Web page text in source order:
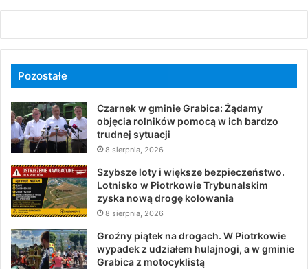
Pozostałe
Czarnek w gminie Grabica: Żądamy
objęcia rolników pomocą w ich bardzo
trudnej sytuacji
8 sierpnia, 2026
Szybsze loty i większe bezpieczeństwo.
Lotnisko w Piotrkowie Trybunalskim
zyska nową drogę kołowania
8 sierpnia, 2026
Groźny piątek na drogach. W Piotrkowie
wypadek z udziałem hulajnogi, a w gminie
Grabica z motocyklistą